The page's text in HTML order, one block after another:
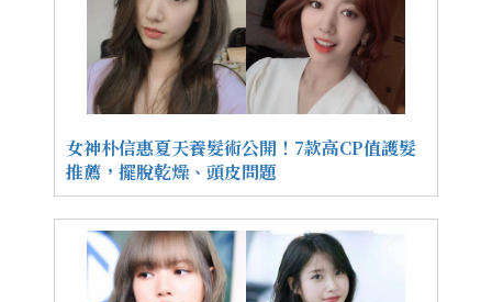
女神朴信惠夏天養髮術公開！7款高CP值護髮
推薦，擺脫乾燥、頭皮問題